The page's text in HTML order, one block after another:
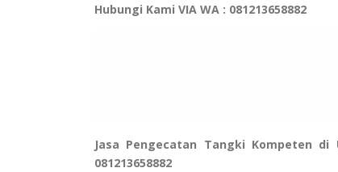
Hubungi Kami VIA WA : 081213658882
Jasa Pengecatan Tangki Kompeten
081213658882